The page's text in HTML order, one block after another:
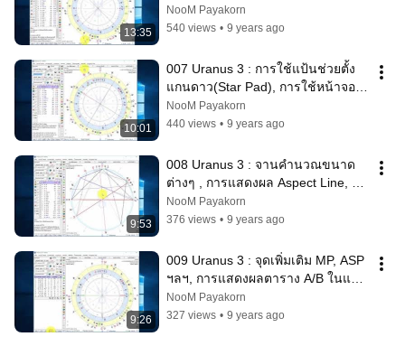
13:35
NooM Payakorn
540 views • 9 years ago
10:01
007 Uranus 3 : การใช้แป้นช่วยตั้ง
แกนดาว(Star Pad), การใช้หน้าจอ
สมการดาวชั่วคราว
NooM Payakorn
440 views • 9 years ago
9:53
008 Uranus 3 : จานคำนวณขนาด
ต่างๆ , การแสดงผล Aspect Line,
Midpoint Line
NooM Payakorn
376 views • 9 years ago
9:26
009 Uranus 3 : จุดเพิ่มเติม MP, ASP
ฯลฯ, การแสดงผลตาราง A/B ในแบบ
ต่างๆ
NooM Payakorn
327 views • 9 years ago